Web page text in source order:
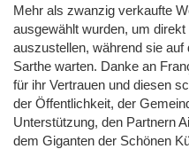
Mehr als zwanzig verkaufte
ausgewählt wurden, um
auszustellen, während sie
Sarthe warten. Danke an
für ihr Vertrauen und diesen
der Öffentlichkeit, der
Unterstützung, den Partnern
dem Giganten der Schönen